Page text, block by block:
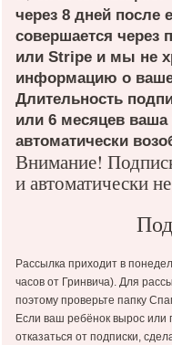
через 8 дней после
совершается через
или Stripe и мы не
информацию о
Длительность
или 6 месяцев ваша
автоматичеcки
Внимание!
и автоматически
Рассылка приходит в
часов от Гринвича). Для
поэтому проверьте папку
Если ваш ребёнок вырос или
отказаться от подписки,